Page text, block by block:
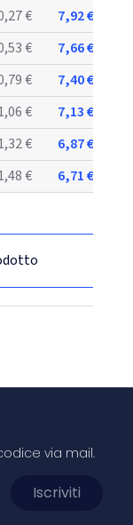
€
7,92 €
€
7,66 €
€
7,40 €
€
7,13 €
€
6,87 €
€ 6,71 €
corta da
via mail.